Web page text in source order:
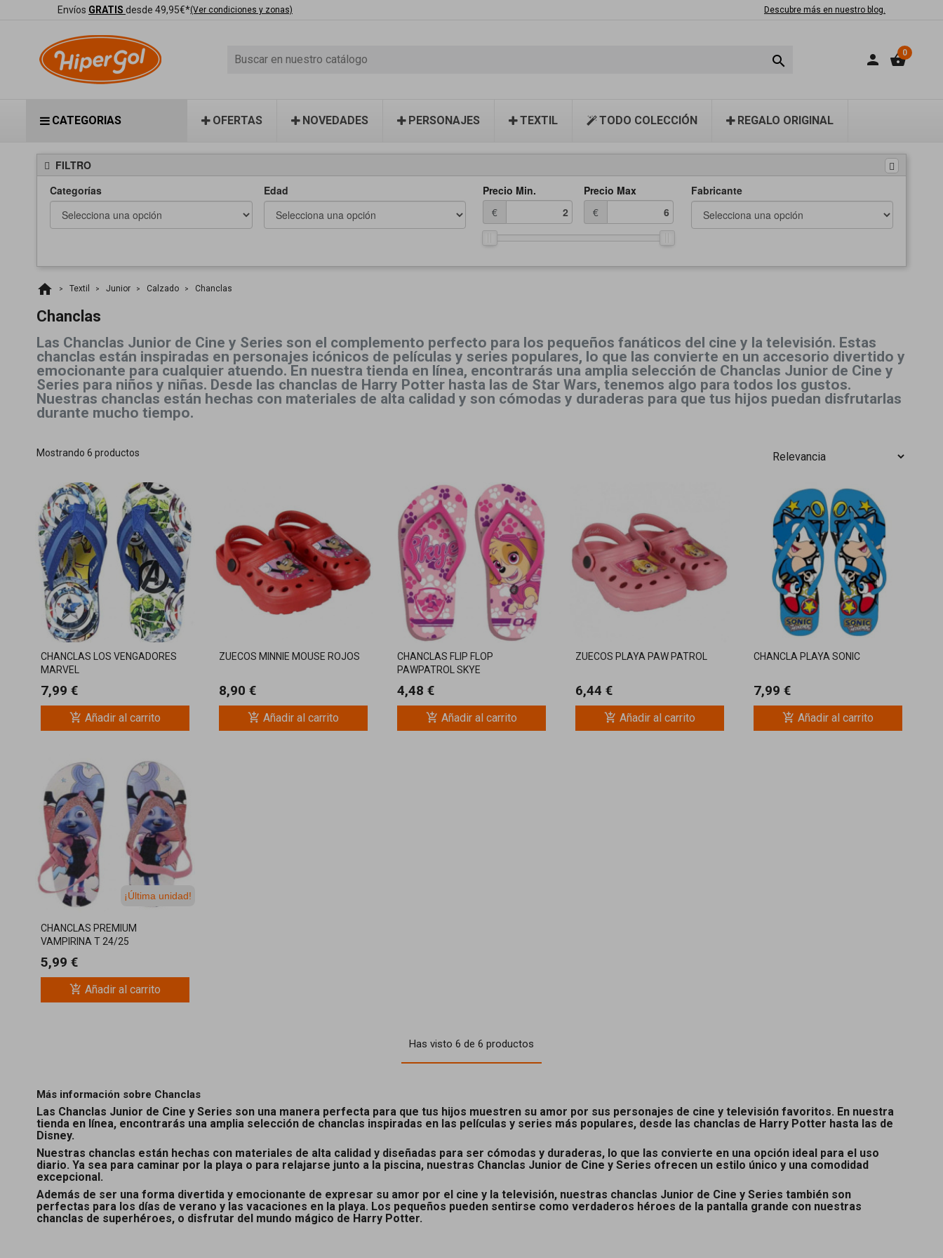
Envíos GRATIS desde 49,95€*(Ver condiciones y zonas) Descubre más en nuestro blog.
 person shopping_basket0
CATEGORIAS OFERTAS NOVEDADES PERSONAJES TEXTIL TODO COLECCIÓN REGALO ORIGINAL
FILTRO
Categorías
Edad
Precio Min.
€
Precio Max
€
Fabricante
home Textil Junior Calzado Chanclas
Chanclas
Las Chanclas Junior de Cine y Series son el complemento perfecto para los pequeños fanáticos del cine y la televisión. Estas
chanclas están inspiradas en personajes icónicos de películas y series populares, lo que las convierte en un accesorio divertido y
emocionante para cualquier atuendo. En nuestra tienda en línea, encontrarás una amplia selección de Chanclas Junior de Cine y
Series para niños y niñas. Desde las chanclas de Harry Potter hasta las de Star Wars, tenemos algo para todos los gustos.
Nuestras chanclas están hechas con materiales de alta calidad y son cómodas y duraderas para que tus hijos puedan disfrutarlas
durante mucho tiempo.
Mostrando 6 productos
CHANCLAS LOS VENGADORES
MARVEL
7,99 €
add_shopping_cart Añadir al carrito
ZUECOS MINNIE MOUSE ROJOS
8,90 €
add_shopping_cart Añadir al carrito
CHANCLAS FLIP FLOP
PAWPATROL SKYE
4,48 €
add_shopping_cart Añadir al carrito
ZUECOS PLAYA PAW PATROL
6,44 €
add_shopping_cart Añadir al carrito
CHANCLA PLAYA SONIC
7,99 €
add_shopping_cart Añadir al carrito
¡Última unidad!
CHANCLAS PREMIUM
VAMPIRINA T 24/25
5,99 €
add_shopping_cart Añadir al carrito
Has visto 6 de 6 productos
Más información sobre Chanclas
Las Chanclas Junior de Cine y Series son una manera perfecta para que tus hijos muestren su amor por sus personajes de cine y televisión favoritos. En nuestra
tienda en línea, encontrarás una amplia selección de chanclas inspiradas en las películas y series más populares, desde las chanclas de Harry Potter hasta las de
Disney.
Nuestras chanclas están hechas con materiales de alta calidad y diseñadas para ser cómodas y duraderas, lo que las convierte en una opción ideal para el uso
diario. Ya sea para caminar por la playa o para relajarse junto a la piscina, nuestras Chanclas Junior de Cine y Series ofrecen un estilo único y una comodidad
excepcional.
Además de ser una forma divertida y emocionante de expresar su amor por el cine y la televisión, nuestras chanclas Junior de Cine y Series también son
perfectas para los días de verano y las vacaciones en la playa. Los pequeños pueden sentirse como verdaderos héroes de la pantalla grande con nuestras
chanclas de superhéroes, o disfrutar del mundo mágico de Harry Potter.